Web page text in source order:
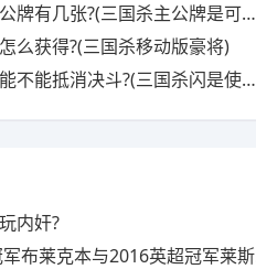
有几张?(三国杀主公牌是可以随便选吗)
么获得?(三国杀移动版豪将)
能抵消决斗?(三国杀闪是使用还是打出)
内奸?
与2016英超冠军莱斯特城谁的阵容搭配更强?谁夺冠更难?